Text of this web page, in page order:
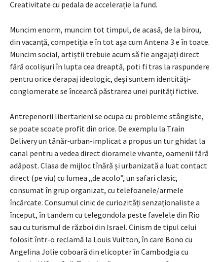
Creativitate cu pedala de accelerație la fund.
Muncim enorm, muncim tot timpul, de acasă, de la birou,
din vacanță, competiția e în tot așa cum Antena 3 e în toate.
Muncim social, artiștii trebuie acum să fie angajați direct
fără ocolișuri în lupta cea dreaptă, poti fi tras la raspundere
pentru orice derapaj ideologic, deși suntem identități-
conglomerate se încearcă păstrarea unei purități fictive.
Antrepenorii libertarieni se ocupa cu probleme stângiste,
se poate scoate profit din orice. De exemplu la Train
Delivery un tânăr-urban-implicat a propus un tur ghidat la
canal pentru a vedea direct dioramele vivante, oamenii fără
adăpost. Clasa de mijloc tînără și urbanizată a luat contact
direct (pe viu) cu lumea „de acolo”, un safari clasic,
consumat în grup organizat, cu telefoanele/armele
încărcate. Consumul cinic de curiozități senzaționaliste a
început, în tandem cu telegondola peste favelele din Rio
sau cu turismul de război din Israel. Cinism de tipul celui
folosit într-o reclamă la Louis Vuitton, în care Bono cu
Angelina Jolie coboară din elicopter în Cambodgia cu